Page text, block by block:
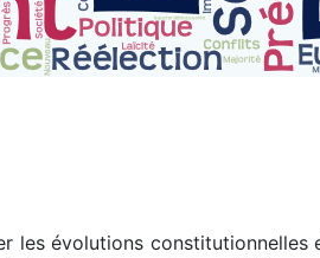
les évolutions constitutionnelles